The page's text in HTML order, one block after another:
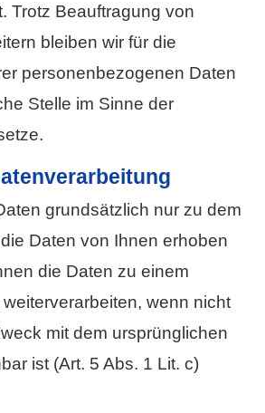
Trotz Beauftragung von
bleiben wir für die
personenbezogenen Daten
Stelle im Sinne der
grundsätzlich nur zu dem
Daten von Ihnen erhoben
die Daten zu einem
wenn nicht
mit dem ursprünglichen
ist (Art. 5 Abs. 1 Lit. c)